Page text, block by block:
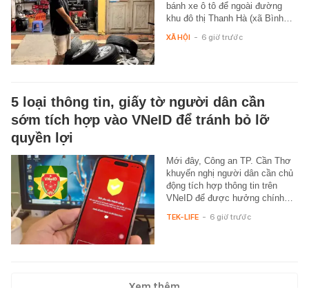
bánh xe ô tô để ngoài đường
khu đô thị Thanh Hà (xã Bình…
XÃ HỘI - 6 giờ trước
5 loại thông tin, giấy tờ người dân cần
sớm tích hợp vào VNeID để tránh bỏ lỡ
quyền lợi
Mới đây, Công an TP. Cần Thơ
khuyến nghị người dân cần chủ
động tích hợp thông tin trên
VNeID để được hưởng chính…
TEK-LIFE - 6 giờ trước
Xem thêm